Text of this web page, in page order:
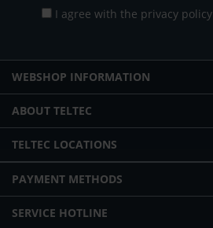
I agree with the privacy policy
WEBSHOP INFORMATION
ABOUT TELTEC
TELTEC LOCATIONS
PAYMENT METHODS
SERVICE HOTLINE